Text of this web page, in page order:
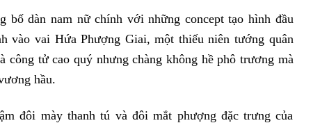
bố dàn nam nữ chính với những concept tạo hình đầu
vào vai Hứa Phượng Giai, một thiếu niên tướng quân
công tử cao quý nhưng chàng không hề phô trương mà
hầu.
đôi mày thanh tú và đôi mắt phượng đặc trưng của